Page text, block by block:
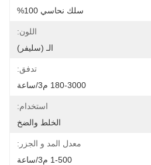
سلك نحاسي 100%
اللون:
الـ (سليفر)
تدفق:
180-3000 م3/ساعة
استخدام:
الخلط والضخ
معدل المد و الجزر:
1-500 م3/ساعة